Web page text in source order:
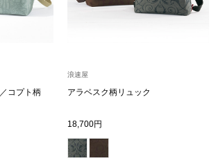
コプト柄
浪速屋
アラベスク柄リュック
18,700円